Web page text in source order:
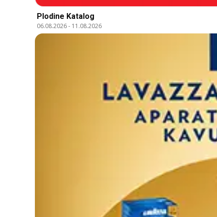
Plodine Katalog
06.08.2026- 11.08.2026